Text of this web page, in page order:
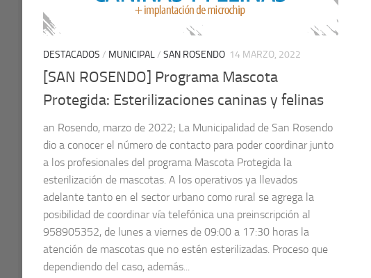
DESTACADOS / MUNICIPAL/ SAN ROSENDO 14 MARZO, 2022
[SAN ROSENDO] Programa Mascota
Protegida: Esterilizaciones caninas y felinas
an Rosendo, marzo de 2022; La Municipalidad de San Rosendo
dio a conocer el número de contacto para poder coordinar junto
a los profesionales del programa Mascota Protegida la
esterilización de mascotas. A los operativos ya llevados
adelante tanto en el sector urbano como rural se agrega la
posibilidad de coordinar vía telefónica una preinscripción al
958905352, de lunes a viernes de 09:00 a 17:30 horas la
atención de mascotas que no estén esterilizadas. Proceso que
dependiendo del caso, además...